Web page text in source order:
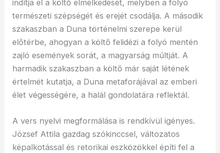
indítja el a költő elmélkedését, melyben a folyó
természeti szépségét és erejét csodálja. A második
szakaszban a Duna történelmi szerepe kerül
előtérbe, ahogyan a költő felidézi a folyó mentén
zajló események sorát, a magyarság múltját. A
harmadik szakaszban a költő már saját létének
értelmét kutatja, a Duna metaforájával az emberi
élet végességére, a halál gondolatára reflektál.
A vers nyelvi megformálása is rendkívül igényes.
József Attila gazdag szókinccsel, változatos
képalkotással és retorikai eszközökkel építi fel a